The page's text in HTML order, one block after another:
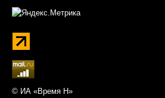
© ИА «Время Н»